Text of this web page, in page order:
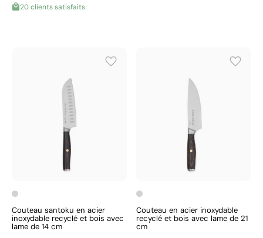
20 clients satisfaits
Couteau santoku en acier
inoxydable recyclé et bois avec
lame de 14 cm
Couteau en acier inoxydable
recyclé et bois avec lame de 21
cm